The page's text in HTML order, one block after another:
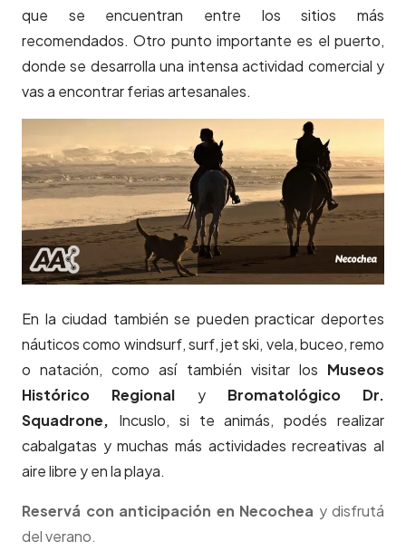
que se encuentran entre los sitios más
recomendados. Otro punto importante es el puerto,
donde se desarrolla una intensa actividad comercial y
vas a encontrar ferias artesanales.
En la ciudad también se pueden practicar deportes
náuticos como windsurf, surf, jet ski, vela, buceo, remo
o natación, como así también visitar los Museos
Histórico Regional y Bromatológico Dr.
Squadrone, Incuslo, si te animás, podés realizar
cabalgatas y muchas más actividades recreativas al
aire libre y en la playa.
Reservá con anticipación en Necochea y disfrutá
del verano.